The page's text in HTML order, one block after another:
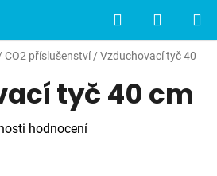
Hledat
KOŠÍK
CO2 příslušenství / Vzduchovací tyč 40
tyč 40 cm
hodnocení